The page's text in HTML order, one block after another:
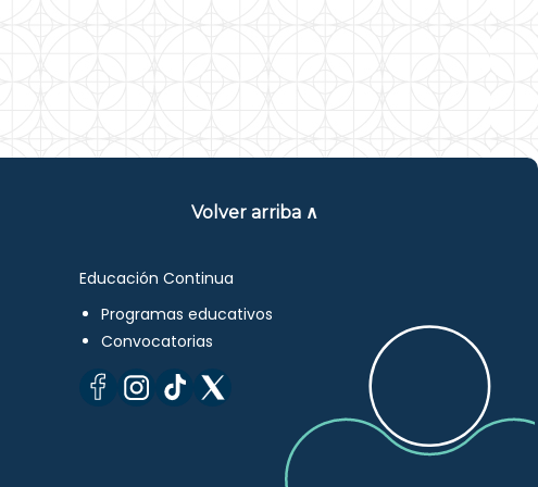
Volver arriba ∧
Educación Continua
Programas educativos
Convocatorias